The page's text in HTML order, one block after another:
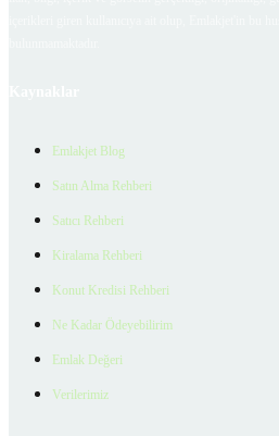
Emlakjet Blog
Satın Alma Rehberi
Satıcı Rehberi
Kiralama Rehberi
Konut Kredisi Rehberi
Ne Kadar Ödeyebilirim
Emlak Değeri
Verilerimiz